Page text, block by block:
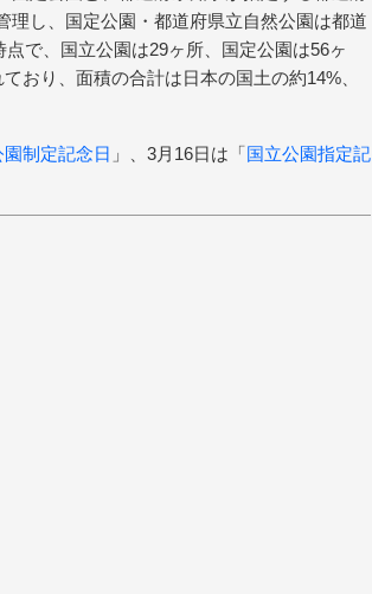
理し、国定公園・都道府県立自然公園は都道
で、国立公園は29ヶ所、国定公園は56ヶ
おり、面積の合計は日本の国土の約14%、
園制定記念日 」、3月16日は「国立公園指定記